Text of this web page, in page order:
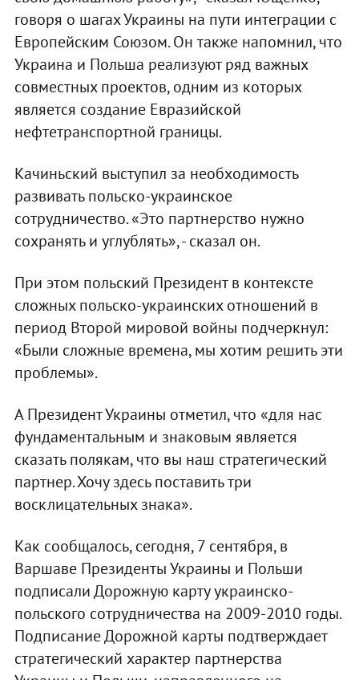
говоря о шагах Украины на пути интеграции с
Европейским Союзом. Он также напомнил, что
Украина и Польша реализуют ряд важных
совместных проектов, одним из которых
является создание Евразийской
нефтетранспортной границы.
Качиньский выступил за необходимость
развивать польско-украинское
сотрудничество. «Это партнерство нужно
сохранять и углублять», - сказал он.
При этом польский Президент в контексте
сложных польско-украинских отношений в
период Второй мировой войны подчеркнул:
«Были сложные времена, мы хотим решить эти
проблемы».
А Президент Украины отметил, что «для нас
фундаментальным и знаковым является
сказать полякам, что вы наш стратегический
партнер. Хочу здесь поставить три
восклицательных знака».
Как сообщалось, сегодня, 7 сентября, в
Варшаве Президенты Украины и Польши
подписали Дорожную карту украинско-
польского сотрудничества на 2009-2010 годы.
Подписание Дорожной карты подтверждает
стратегический характер партнерства